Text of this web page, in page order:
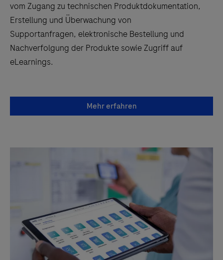
vom Zugang zu technischen Produktdokumentation,
Erstellung und Überwachung von
Supportanfragen, elektronische Bestellung und
Nachverfolgung der Produkte sowie Zugriff auf
eLearnings.
Mehr erfahren